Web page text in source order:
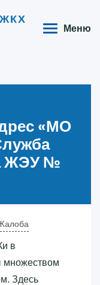
Меню
«‎МО
ЖЭУ №
в
множеством
Здесь